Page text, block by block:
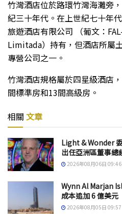
竹灣酒店位於路環竹灣海灘旁
紀三十年代。在上世紀七十年
旅遊酒店有限公司 （葡文：
Limitada）持有，但酒店所屬
專營公司之一。
竹灣酒店規格屬於四星級酒店
間標準房和13間高級房。
相關 文章
Light & Wonder
出任亞洲區董事總
2026年08月06日 09:46
Wynn Al Marjan
成本追加 6 億美元
2026年08月05日 09:57